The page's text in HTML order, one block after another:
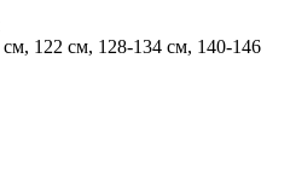
см, 122 см, 128-134 см, 140-146